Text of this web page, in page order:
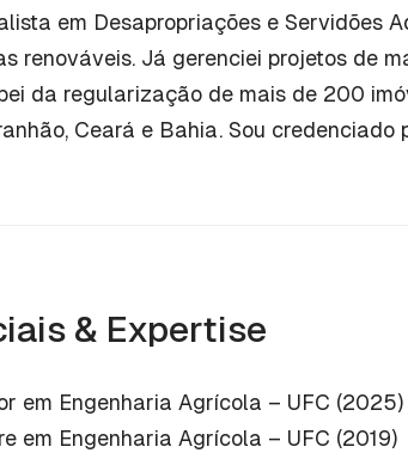
em Desapropriações e Servidões
renováveis. Já gerenciei projetos de
da regularização de mais de 200
Ceará e Bahia. Sou
& Expertise
em Engenharia Agrícola – UFC (2025)
em Engenharia Agrícola – UFC (2019)